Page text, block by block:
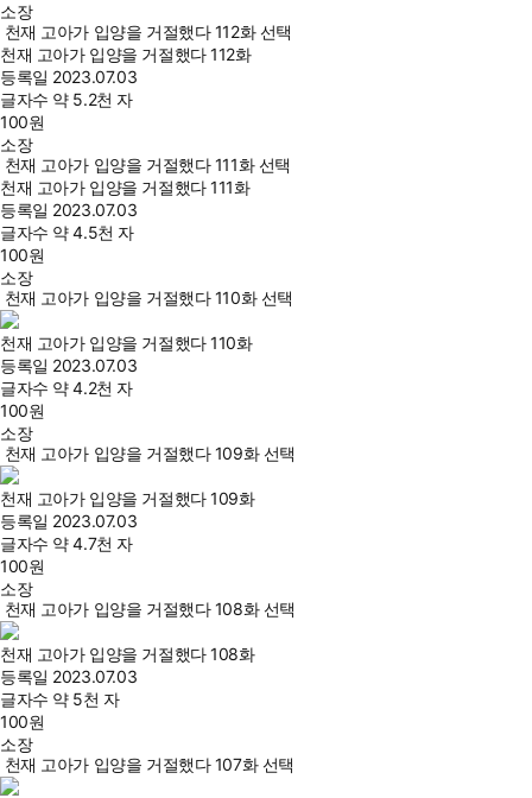
소장
천재 고아가 입양을 거절했다 112화 선택
천재 고아가 입양을 거절했다 112화
등록일 2023.07.03
글자수 약 5.2천 자
100원
소장
천재 고아가 입양을 거절했다 111화 선택
천재 고아가 입양을 거절했다 111화
등록일 2023.07.03
글자수 약 4.5천 자
100원
소장
천재 고아가 입양을 거절했다 110화 선택
천재 고아가 입양을 거절했다 110화
등록일 2023.07.03
글자수 약 4.2천 자
100원
소장
천재 고아가 입양을 거절했다 109화 선택
천재 고아가 입양을 거절했다 109화
등록일 2023.07.03
글자수 약 4.7천 자
100원
소장
천재 고아가 입양을 거절했다 108화 선택
천재 고아가 입양을 거절했다 108화
등록일 2023.07.03
글자수 약 5천 자
100원
소장
천재 고아가 입양을 거절했다 107화 선택